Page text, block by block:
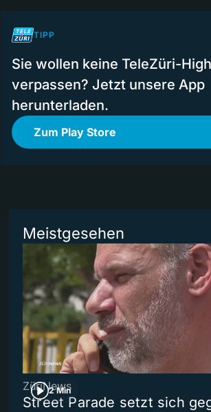
TIPP
Sie wollen keine TeleZüri-
verpassen? Jetzt unsere App
herunterladen.
Zum Play Store
Meistgesehen
2 Min
ZüriNews
Street Parade setzt sich